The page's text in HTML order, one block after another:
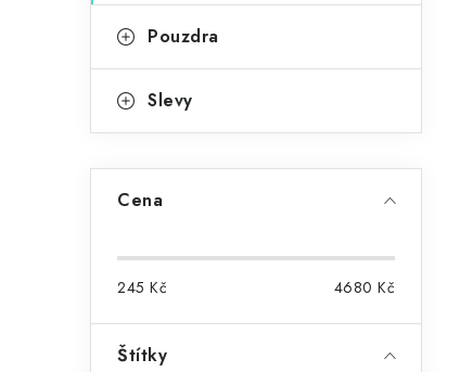
n
Pouzdra
Slevy
Cena
245 Kč 4680 Kč
Štítky